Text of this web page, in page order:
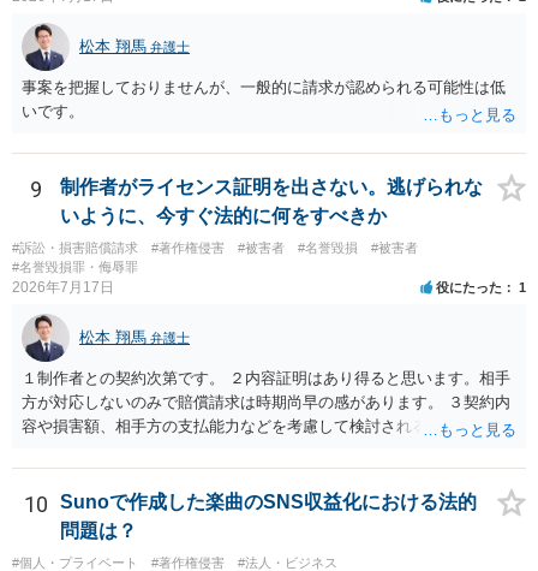
松本 翔馬 弁護士
事案を把握しておりませんが、一般的に請求が認められる可能性は低
いです。
9
制作者がライセンス証明を出さない。逃げられな
いように、今すぐ法的に何をすべきか
#訴訟・損害賠償請求 #著作権侵害 #被害者 #名誉毀損
#被害者
#名誉毀損罪・侮辱罪
2026年7月17日 役にたった 1
松本 翔馬 弁護士
１制作者との契約次第です。 ２内容証明はあり得ると思います。相手
方が対応しないのみで賠償請求は時期尚早の感があります。 ３契約内
容や損害額、相手方の支払能力などを考慮して検討されるとよいでし
求する場合もありますが、認められるのはごく一部です。 ５事案の詳
細な検討が必要です。遅延損害金の発生なども確認するとよいでしょ
う。 ６弁護士に窓口を一本化して、直接連絡を避けることも方法の一
つです。
10
Sunoで作成した楽曲のSNS収益化における法的
問題は？
#個人・プライベート #著作権侵害 #法人・ビジネス